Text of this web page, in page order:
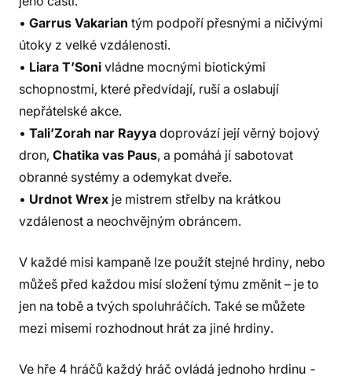
• Garrus Vakarian tým podpoří přesnými a ničivými
útoky z velké vzdálenosti.
• Liara T’Soni vládne mocnými biotickými
schopnostmi, které předvídají, ruší a oslabují
nepřátelské akce.
• Tali’Zorah nar Rayya doprovází její věrný bojový
dron, Chatika vas Paus, a pomáhá jí sabotovat
obranné systémy a odemykat dveře.
• Urdnot Wrex je mistrem střelby na krátkou
vzdálenost a neochvějným obráncem.
V každé misi kampaně lze použít stejné hrdiny, nebo
můžeš před každou misí složení týmu změnit – je to
jen na tobě a tvých spoluhráčích. Také se můžete
mezi misemi rozhodnout hrát za jiné hrdiny.
Ve hře 4 hráčů každý hráč ovládá jednoho hrdinu -